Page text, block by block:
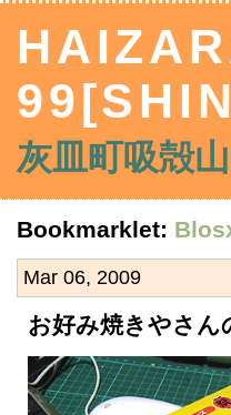
灰皿町吸殻
Bookmarklet:
Mar 06, 2009
お好み焼きやさん